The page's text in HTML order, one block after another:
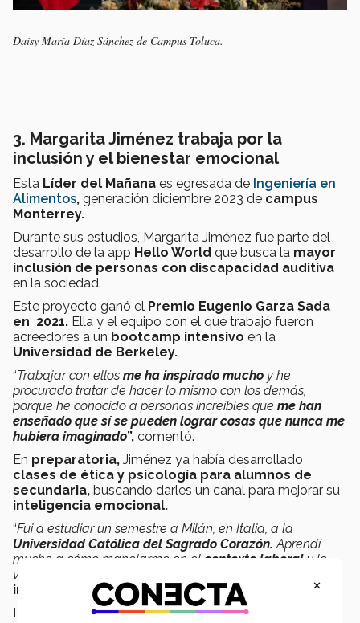
Daisy María Díaz Sánchez de Campus Toluca.
3. Margarita Jiménez trabaja por la
inclusión y el bienestar emocional
Esta Líder del Mañana es egresada de Ingeniería en
Alimentos, generación diciembre 2023 de campus
Monterrey.
Durante sus estudios, Margarita Jiménez fue parte del
desarrollo de la app Hello World que busca la mayor
inclusión de personas con discapacidad auditiva
en la sociedad.
Este proyecto ganó el Premio Eugenio Garza Sada
en 2021. Ella y el equipo con el que trabajó fueron
acreedores a un bootcamp intensivo en la
Universidad de Berkeley.
“Trabajar con ellos me ha inspirado mucho y he
procurado tratar de hacer lo mismo con los demás,
porque he conocido a personas increíbles que me han
enseñado que sí se pueden lograr cosas que nunca me
hubiera imaginado”, comentó.
En preparatoria, Jiménez ya había desarrollado
clases de ética y psicología para alumnos de
secundaria, buscando darles un canal para mejorar su
inteligencia emocional.
“Fui a estudiar un semestre a Milán, en Italia, a la
Universidad Católica del Sagrado Corazón. Aprendí
mucho a cómo manejarme en el contexto laboral y lo
valoro mucho
internacional.
La originaria deCiudad de Méxicoacaba de concluir
×